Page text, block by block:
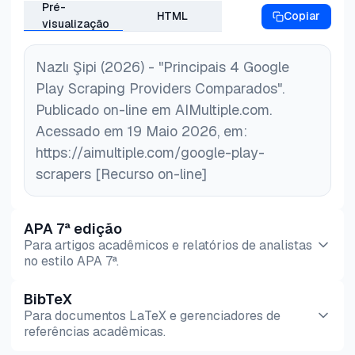
Pré-
visualização
HTML Copiar
Nazlı Şipi (2026) - "Principais 4 Google
Play Scraping Providers Comparados".
Publicado on-line em AIMultiple.com.
Acessado em 19 Maio 2026, em:
https://aimultiple.com/google-play-
scrapers [Recurso on-line]
APA 7ª edição
Para artigos acadêmicos e relatórios de analistas
no estilo APA 7ª.
Pré-
visualização
HTML
BibTeX
Para documentos LaTeX e gerenciadores de
referências acadêmicas.